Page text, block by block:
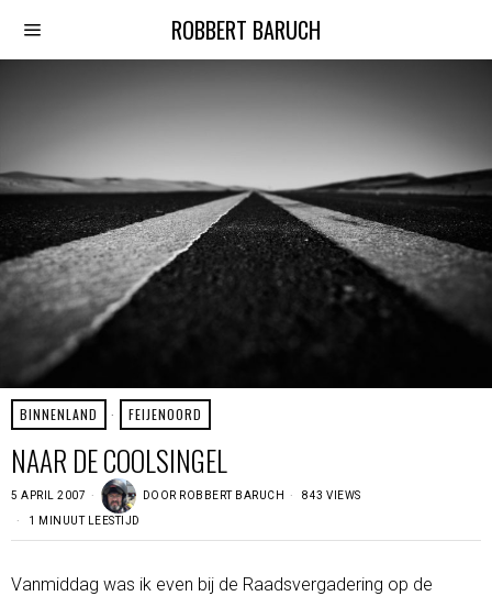
ROBBERT BARUCH
BINNENLAND · FEIJENOORD
NAAR DE COOLSINGEL
5 APRIL 2007 DOOR ROBBERT BARUCH 843 VIEWS
1 MINUUT LEESTIJD
Vanmiddag was ik even bij de Raadsvergadering op de